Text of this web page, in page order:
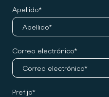
Apellido
Correo electrónico
Prefijo